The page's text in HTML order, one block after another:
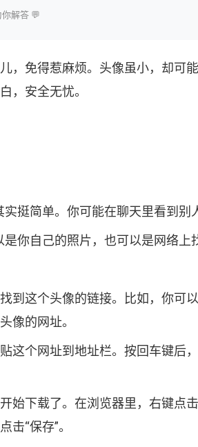
解答 💬
，免得惹麻烦。头像虽小，却可
，安全无忧。
挺简单。你可能在聊天里看到
你自己的照片，也可以是网络上
到这个头像的链接。比如，你可
像的网址。
这个网址到地址栏。按回车键后
始下载了。在浏览器里，右键点
“保存”。